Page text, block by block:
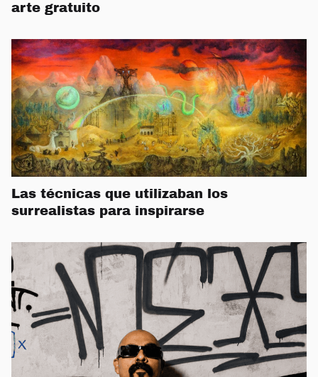
arte gratuito
Las técnicas que utilizaban los
surrealistas para inspirarse